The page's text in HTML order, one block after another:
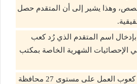
وهذا يشير إلى أن المتقدم حصل
اسم المتقدم الذي رُد كعب
الإحصائيات الشهرية الخاصة بمكتب
يتم بعد ذلك تجميع كعوب العمل على مستوى 27 محافظة